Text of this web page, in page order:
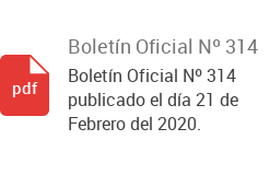
Boletín Oficial Nº 314
Boletín Oficial Nº 314
publicado el día 21 de
Febrero del 2020.
pdf